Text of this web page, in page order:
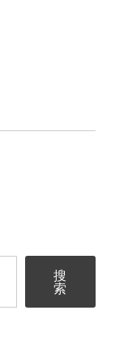
搜
索